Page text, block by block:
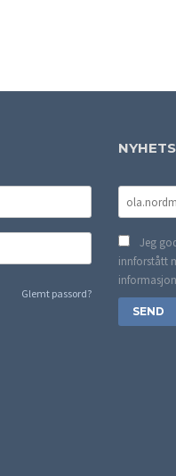
Glemt passord?
Jeg
innforstått
informasjon